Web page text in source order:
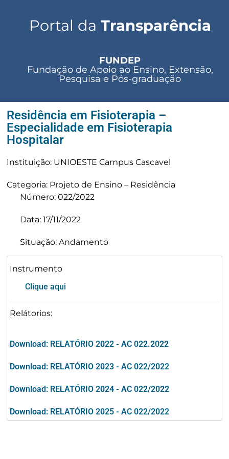
Portal da Transparência
FUNDEP
Fundação de Apoio ao Ensino, Extensão,
Pesquisa e Pós-graduação
Residência em Fisioterapia –
Especialidade em Fisioterapia
Hospitalar
Instituição: UNIOESTE Campus Cascavel
Categoria: Projeto de Ensino – Residência
Número: 022/2022
Data: 17/11/2022
Situação: Andamento
Instrumento
Clique aqui
Relátorios:
Download: RELATÓRIO 2022 - AC 022.2022
Download: RELATÓRIO 2023 - AC 022/2022
Download: RELATÓRIO 2024 - AC 022/2022
Download: RELATÓRIO 2025 - AC 022/2022